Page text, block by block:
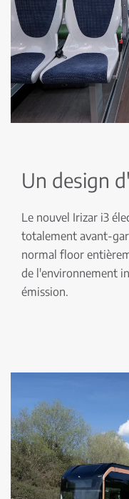
Un design
Le nouvel Irizar i3
totalement avant-
normal floor
de l'environnement
émission.